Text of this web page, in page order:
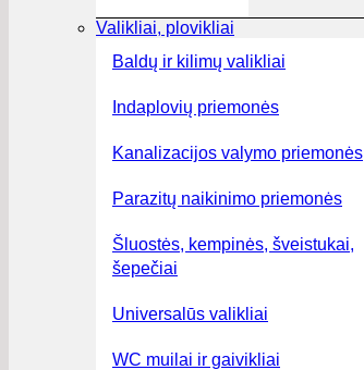
Valikliai, plovikliai
Baldų ir kilimų valikliai
Indaplovių priemonės
Kanalizacijos valymo priemonės
Parazitų naikinimo priemonės
Šluostės, kempinės, šveistukai,
šepečiai
Universalūs valikliai
WC muilai ir gaivikliai